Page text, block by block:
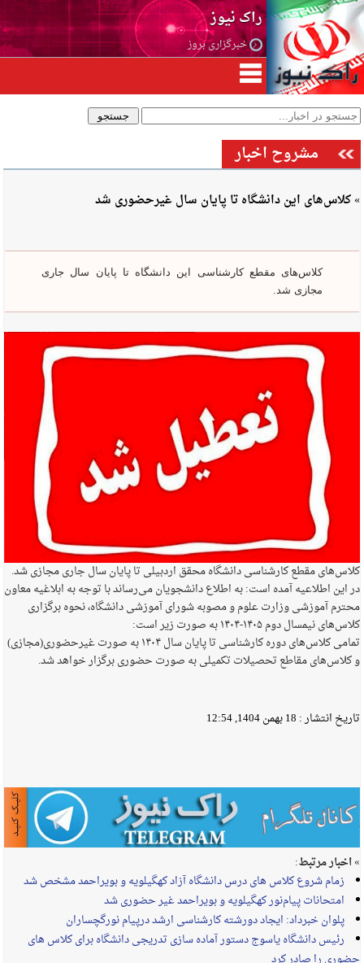
راک نیوز
خبرگزاری بروز
مشروح اخبار
» کلاس‌های این دانشگاه تا پایان سال غیرحضوری شد
کلاس‌های مقطع کارشناسی این دانشگاه تا پایان سال جاری
مجازی شد.
کلاس‌های مقطع کارشناسی دانشگاه محقق اردبیلی تا پایان سال جاری مجازی شد.
در این اطلاعیه آمده است: به اطلاع دانشجویان می‌رساند با توجه به ابلاغیه معاون
محترم آموزشی وزارت علوم و مصوبه شورای آموزشی دانشگاه، نحوه برگزاری
کلاس‌های نیمسال دوم ۱۴۰۵-۱۴۰۴ به صورت زیر است:
تمامی کلاس‌های دوره کارشناسی تا پایان سال ۱۴۰۴ به صورت غیرحضوری(مجازی)
و کلاس‌های مقاطع تحصیلات تکمیلی به صورت حضوری برگزار خواهد شد.
تاریخ انتشار : 18 بهمن 1404, 12:54
» اخبار مرتبط:
زمام شروع کلاس های درس دانشگاه آزاد کهگیلویه و بویراحمد مشخص شد
امتحانات پیام‌نور کهگیلویه و بویراحمد غیر حضوری شد
پلوان خبرداد: ایجاد دورشته کارشناسی ارشد درپیام نورگچساران
رئیس دانشگاه یاسوج دستور آماده سازی تدریجی دانشگاه برای کلاس های